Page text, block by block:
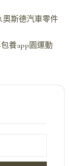
奧斯德汽車零件
養app園運動